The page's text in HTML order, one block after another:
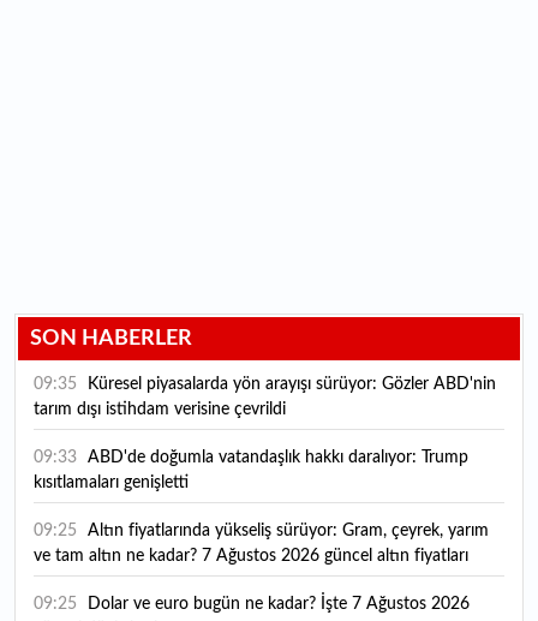
SON HABERLER
09:35
tarım dışı istihdam verisine çevrildi
09:33
kısıtlamaları genişletti
09:25
ve tam altın ne kadar? 7 Ağustos 2026 güncel altın fiyatları
09:25